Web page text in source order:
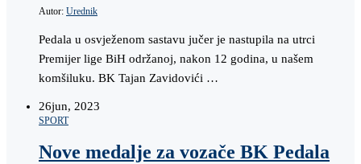
Autor: Urednik
Pedala u osvježenom sastavu jučer je nastupila na utrci
Premijer lige BiH održanoj, nakon 12 godina, u našem
komšiluku. BK Tajan Zavidovići …
26jun, 2023
SPORT
Nove medalje za vozače BK Pedala